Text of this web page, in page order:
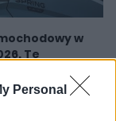
Personal
w
Te
zabraknie